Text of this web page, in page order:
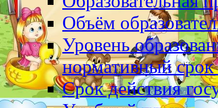
Объём
Уровень
нормативный срок
Срок действия